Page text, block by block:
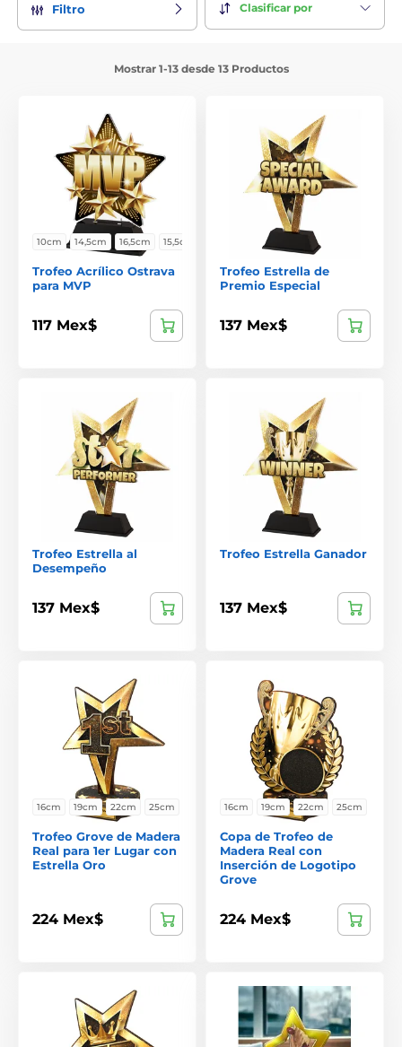
Filtro Clasificar por
Mostrar 1-13 desde 13 Productos
10cm 14,5cm 16,5cm 15,5cm
Trofeo Acrílico Ostrava
para MVP
117 Mex$
Trofeo Estrella de
Premio Especial
137 Mex$
Trofeo Estrella al
Desempeño
137 Mex$
Trofeo Estrella Ganador
137 Mex$
16cm 19cm 22cm 25cm
Trofeo Grove de Madera
Real para 1er Lugar con
Estrella Oro
224 Mex$
16cm 19cm 22cm 25cm
Copa de Trofeo de
Madera Real con
Inserción de Logotipo
Grove
224 Mex$